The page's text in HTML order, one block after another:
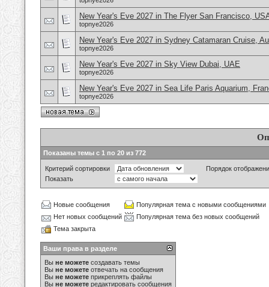
New Year's Eve 2027 in The Flyer San Francisco,
topnye2026
New Year's Eve 2027 in Sydney Catamaran Cruise,
topnye2026
New Year's Eve 2027 in Sky View Dubai, UAE
topnye2026
New Year's Eve 2027 in Sea Life Paris Aquarium,
topnye2026
Показаны темы с 1 по 20 из 772
Критерий сортировки
Порядок
Показать
Новые сообщения
Популярная тема с новыми сообщениями
Нет новых сообщений
Популярная тема без новых сообщений
Тема закрыта
Ваши права в разделе
Вы не можете создавать темы
Вы не можете отвечать на сообщения
Вы не можете прикреплять файлы
Вы не можете редактировать сообщения